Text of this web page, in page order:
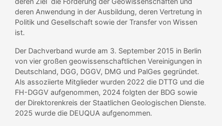
deren Anwendung in der Ausbildung, deren Vertretung in
Politik und Gesellschaft sowie der Transfer von Wissen
ist.
Der Dachverband wurde am 3. September 2015 in Berlin
von vier großen geowissenschaftlichen Vereinigungen in
Deutschland, DGG, DGGV, DMG und PalGes gegründet.
Als assoziierte Mitglieder wurden 2022 die DTTG und die
FH-DGGV aufgenommen, 2024 folgten der BDG sowie
der Direktorenkreis der Staatlichen Geologischen Dienste.
2025 wurde die DEUQUA aufgenommen.